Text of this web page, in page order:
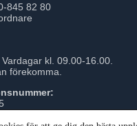
845 82 80
Vardagar kl. 09.00-16.00.
förekomma.